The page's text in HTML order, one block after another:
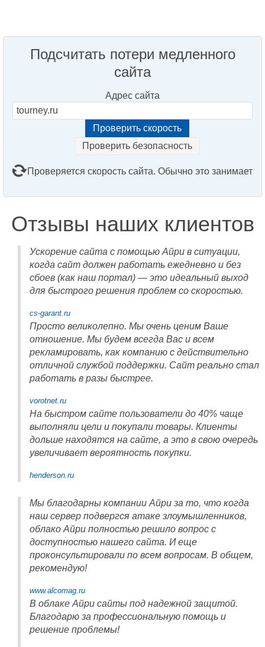
Подсчитать потери медленного
сайта
Адрес сайта
Проверить безопасность
Проверяется скорость сайта. Обычно это занимает
Отзывы наших клиентов
Ускорение сайта с помощью Айри в ситуации,
когда сайт должен работать ежедневно и без
сбоев (как наш портал) — это идеальный выход
для быстрого решения проблем со скоростью.
cs-garant.ru
Просто великолепно. Мы очень ценим Ваше
отношение. Мы будем всегда Вас и всем
рекламировать, как компанию с действительно
отличной службой поддержки. Сайт реально стал
работать в разы быстрее.
vorotnet.ru
На быстром сайте пользователи до 40% чаще
выполняли цели и покупали товары. Клиенты
дольше находятся на сайте, а это в свою очередь
увеличивает вероятность покупки.
henderson.ru
Мы благодарны компании Айри за то, что когда
наш сервер подвергся атаке злоумышленников,
облако Айри полностью решило вопрос с
доступностью нашего сайта. И еще
проконсультировали по всем вопросам. В общем,
рекомендую!
www.alcomag.ru
В облаке Айри сайты под надежной защитой.
Благодарю за профессиональную помощь и
решение проблемы!